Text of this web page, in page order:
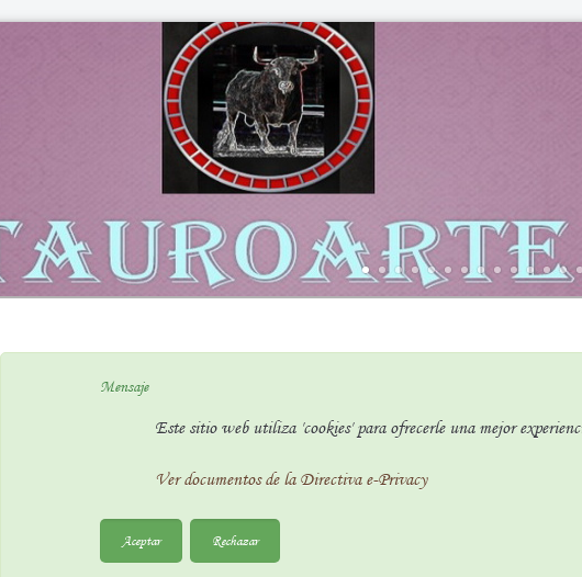
Mensaje
Este sitio web utiliza 'cookies' para ofrecerle una mejor
Ver documentos de la Directiva e-Privacy
Aceptar Rechazar